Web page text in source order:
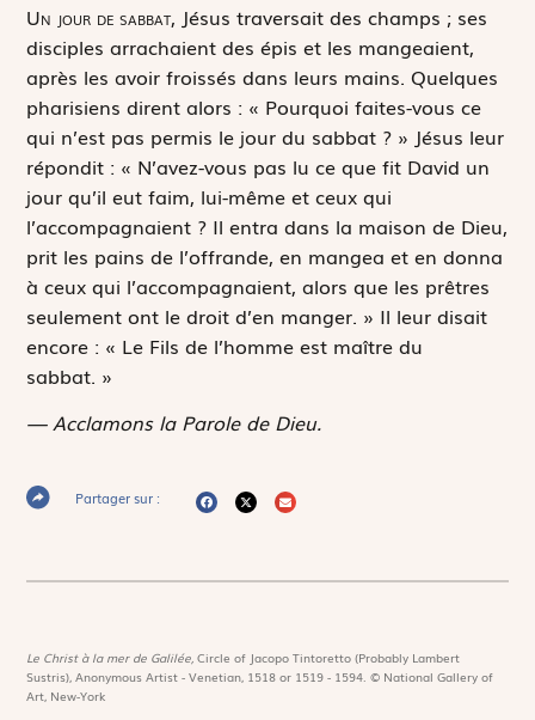
Un jour de sabbat, Jésus traversait des champs ; ses
disciples arrachaient des épis et les mangeaient,
après les avoir froissés dans leurs mains. Quelques
pharisiens dirent alors : « Pourquoi faites-vous ce
qui n’est pas permis le jour du sabbat ? » Jésus leur
répondit : « N’avez-vous pas lu ce que fit David un
jour qu’il eut faim, lui-même et ceux qui
l’accompagnaient ? Il entra dans la maison de Dieu,
prit les pains de l’offrande, en mangea et en donna
à ceux qui l’accompagnaient, alors que les prêtres
seulement ont le droit d’en manger. » Il leur disait
encore : « Le Fils de l’homme est maître du
sabbat. »
— Acclamons la Parole de Dieu.
Partager sur :
Le Christ à la mer de Galilée,Circle of Jacopo Tintoretto (Probably Lambert
Sustris), Anonymous Artist - Venetian, 1518 or 1519 - 1594. © National Gallery of
Art, New-York